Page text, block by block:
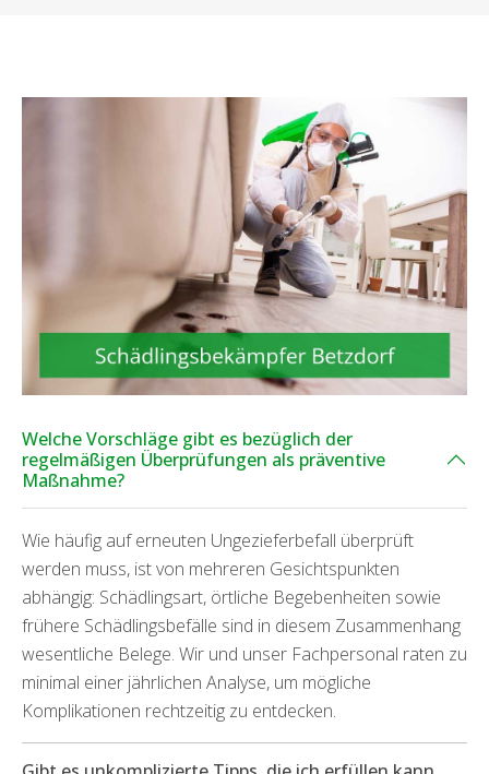
Welche Vorschläge gibt es bezüglich der
regelmäßigen Überprüfungen als präventive
Maßnahme?
Wie häufig auf erneuten Ungezieferbefall überprüft
werden muss, ist von mehreren Gesichtspunkten
abhängig: Schädlingsart, örtliche Begebenheiten sowie
frühere Schädlingsbefälle sind in diesem Zusammenhang
wesentliche Belege. Wir und unser Fachpersonal raten zu
minimal einer jährlichen Analyse, um mögliche
Komplikationen rechtzeitig zu entdecken.